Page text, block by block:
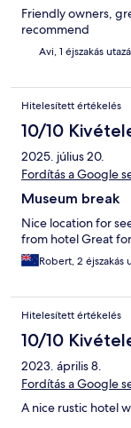
Friendly owners,
recommend
Avi, 1 éjszakás
Hitelesített értékelés
10/10
2025. július 20.
Fordítás a Google
Museum break
Nice location for
from hotel Great
Robert, 2 éjszakás
Hitelesített értékelés
10/10
2023. április 8.
Fordítás a Google
A nice rustic hotel